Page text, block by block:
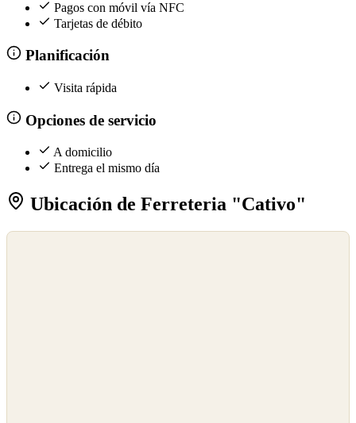
Pagos con móvil vía NFC
Tarjetas de débito
Planificación
Visita rápida
Opciones de servicio
A domicilio
Entrega el mismo día
Ubicación de Ferreteria "Cativo"